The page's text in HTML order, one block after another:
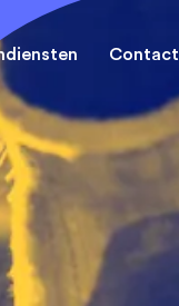
en Kunststof
2 ploegen
4 ploegen
Contact